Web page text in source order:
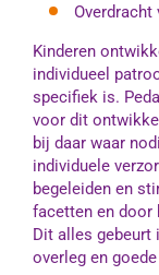
Overdracht
Kinderen
individueel
specifiek is.
voor dit
bij daar waar
individuele
begeleiden en
facetten en door
Dit alles gebeurt
overleg en